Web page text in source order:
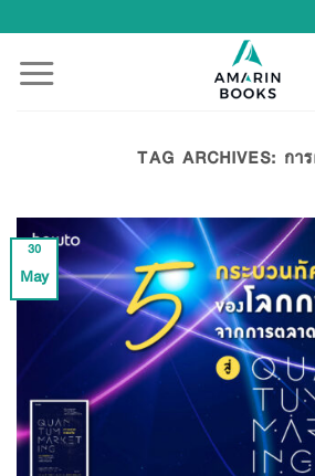
to
content
TAG ARCHIVES: กา
30
May